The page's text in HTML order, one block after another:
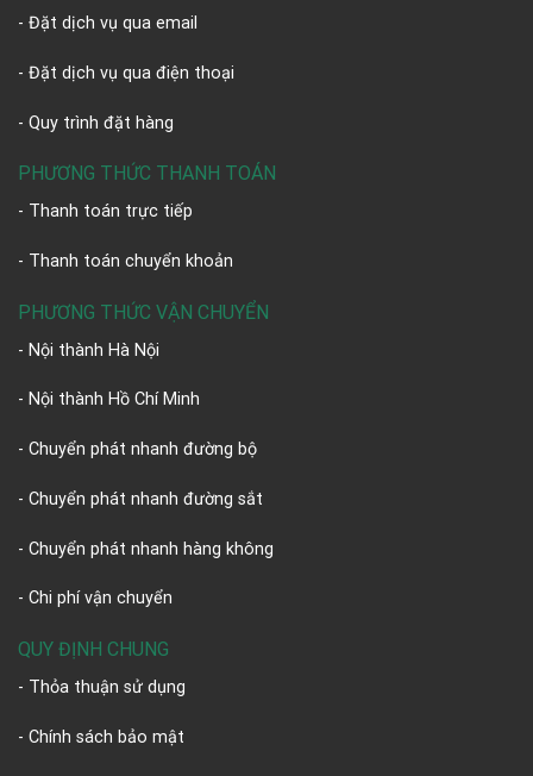
- Đặt dịch vụ qua email
- Đặt dịch vụ qua điện thoại
- Quy trình đặt hàng
PHƯƠNG THỨC THANH TOÁN
- Thanh toán trực tiếp
- Thanh toán chuyển khoản
PHƯƠNG THỨC VẬN CHUYỂN
- Nội thành Hà Nội
- Nội thành Hồ Chí Minh
- Chuyển phát nhanh đường bộ
- Chuyển phát nhanh đường sắt
- Chuyển phát nhanh hàng không
- Chi phí vận chuyển
QUY ĐỊNH CHUNG
- Thỏa thuận sử dụng
- Chính sách bảo mật